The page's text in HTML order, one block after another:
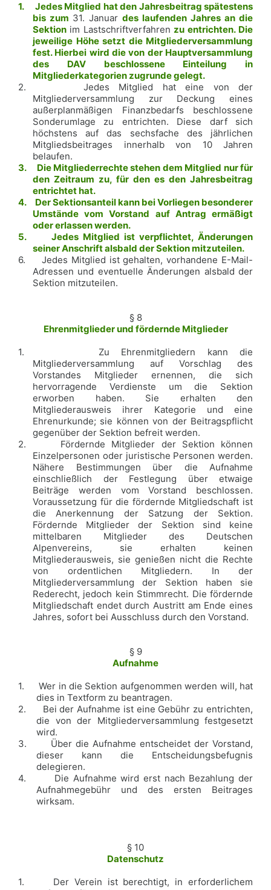
1.
Jedes Mitglied hat den Jahresbeitrag spätestens
bis zum 31. Januar des laufenden Jahres an die
Sektion im Lastschriftverfahren zu entrichten. Die
jeweilige Höhe setzt die Mitgliederversammlung
fest. Hierbei wird die von der Hauptversammlung
des DAV beschlossene Einteilung in
Mitgliederkategorien zugrunde gelegt.
2.
Jedes Mitglied hat eine von der
Mitgliederversammlung zur Deckung eines
außerplanmäßigen Finanzbedarfs beschlossene
Sonderumlage zu entrichten. Diese darf sich
höchstens auf das sechsfache des jährlichen
Mitgliedsbeitrages innerhalb von 10 Jahren
belaufen.
3.
Die Mitgliederrechte stehen dem Mitglied nur für
den Zeitraum zu, für den es den Jahresbeitrag
entrichtet hat.
4.
Der Sektionsanteil kann bei Vorliegen besonderer
Umstände vom Vorstand auf Antrag ermäßigt
oder erlassen werden.
5.
Jedes Mitglied ist verpflichtet, Änderungen
seiner Anschrift alsbald der Sektion mitzuteilen.
6.
Jedes Mitglied ist gehalten, vorhandene E-Mail-
Adressen und eventuelle Änderungen alsbald der
Sektion mitzuteilen.
§ 8
Ehrenmitglieder und fördernde Mitglieder
1.
Zu Ehrenmitgliedern kann die
Mitgliederversammlung auf Vorschlag des
Vorstandes Mitglieder ernennen, die sich
hervorragende Verdienste um die Sektion
erworben haben. Sie erhalten den
Mitgliederausweis ihrer Kategorie und eine
Ehrenurkunde; sie können von der Beitragspflicht
gegenüber der Sektion befreit werden.
2.
Fördernde Mitglieder der Sektion können
Einzelpersonen oder juristische Personen werden.
Nähere Bestimmungen über die Aufnahme
einschließlich der Festlegung über etwaige
Beiträge werden vom Vorstand beschlossen.
Voraussetzung für die fördernde Mitgliedschaft ist
die Anerkennung der Satzung der Sektion.
Fördernde Mitglieder der Sektion sind keine
mittelbaren Mitglieder des Deutschen
Alpenvereins, sie erhalten keinen
Mitgliederausweis, sie genießen nicht die Rechte
von ordentlichen Mitgliedern. In der
Mitgliederversammlung der Sektion haben sie
Rederecht, jedoch kein Stimmrecht. Die fördernde
Mitgliedschaft endet durch Austritt am Ende eines
Jahres, sofort bei Ausschluss durch den Vorstand.
§ 9
Aufnahme
1.
Wer in die Sektion aufgenommen werden will, hat
dies in Textform zu beantragen.
2.
Bei der Aufnahme ist eine Gebühr zu entrichten,
die von der Mitgliederversammlung festgesetzt
wird.
3.
Über die Aufnahme entscheidet der Vorstand,
dieser kann die Entscheidungsbefugnis
delegieren.
4.
Die Aufnahme wird erst nach Bezahlung der
Aufnahmegebühr und des ersten Beitrages
wirksam.
§ 10
Datenschutz
1.
Der Verein ist berechtigt, in erforderlichem